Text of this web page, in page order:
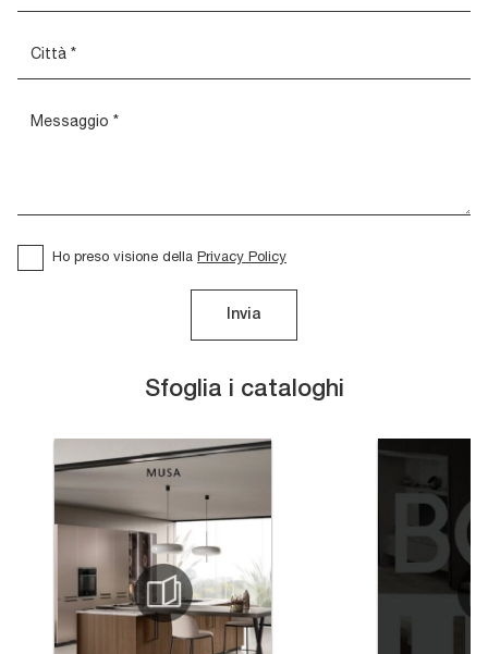
Sfoglia i cataloghi
Ho preso visione della Privacy Policy
Invia